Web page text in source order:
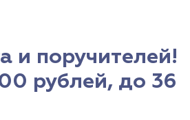
и поручителей!
рублей, до 36